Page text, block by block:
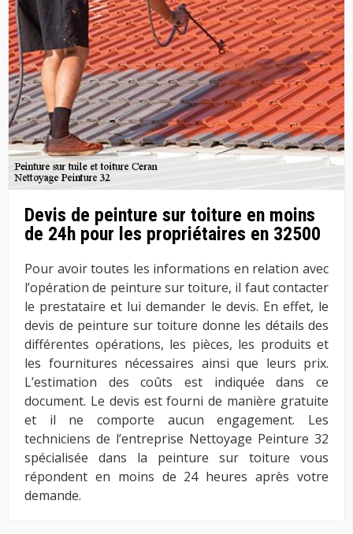
Devis de peinture sur toiture en moins
de 24h pour les propriétaires en 32500
Pour avoir toutes les informations en relation avec
l’opération de peinture sur toiture, il faut contacter
le prestataire et lui demander le devis. En effet, le
devis de peinture sur toiture donne les détails des
différentes opérations, les pièces, les produits et
les fournitures nécessaires ainsi que leurs prix.
L’estimation des coûts est indiquée dans ce
document. Le devis est fourni de manière gratuite
et il ne comporte aucun engagement. Les
techniciens de l’entreprise Nettoyage Peinture 32
spécialisée dans la peinture sur toiture vous
répondent en moins de 24 heures après votre
demande.